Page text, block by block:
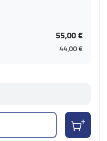
55,00 €
44,00 €